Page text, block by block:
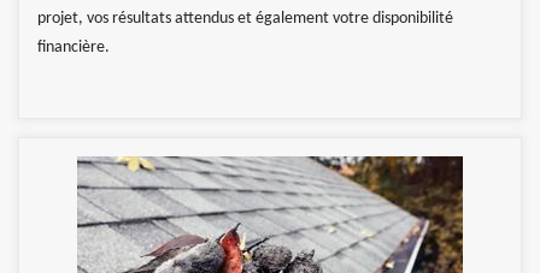
projet, vos résultats attendus et également votre disponibilité
financière.